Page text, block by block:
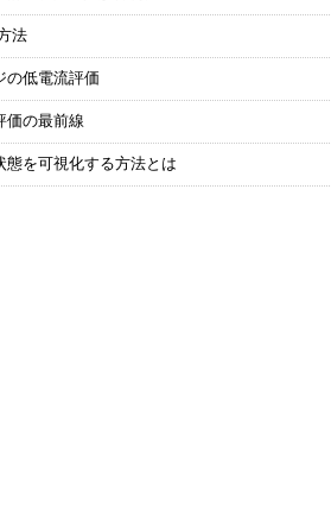
法
低電流評価
の最前線
を可視化する方法とは